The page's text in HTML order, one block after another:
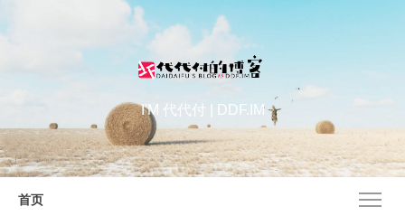
I'M 代代付 | DDF.IM
首页